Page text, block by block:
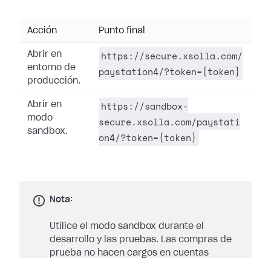
Acción Punto final
Abrir en
entorno de
producción.
https://secure.xsolla.com/
paystation4/?token={token}
Abrir en
modo
sandbox.
https://sandbox-
secure.xsolla.com/paystati
on4/?token={token}
Nota:
Utilice el modo sandbox durante el
desarrollo y las pruebas. Las compras de
prueba no hacen cargos en cuentas